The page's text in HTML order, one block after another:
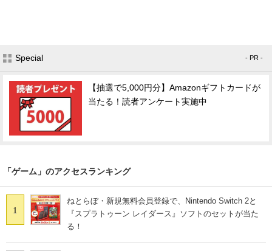
Special - PR -
【抽選で5,000円分】Amazonギフトカードが
当たる！読者アンケート実施中
「ゲーム」のアクセスランキング
1
ねとらぼ・新規無料会員登録で、Nintendo Switch 2と
『スプラトゥーン レイダース』ソフトのセットが当た
る！